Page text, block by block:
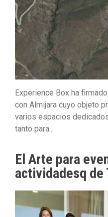
Experience Box ha
con Almijara cuyo objeto
varios espacios
tanto para...
El Arte para
actividadesq de